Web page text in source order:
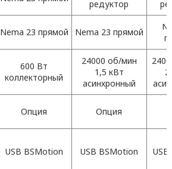
редуктор
Nema 23 прямой Nema 23 прямой
600 Вт
коллекторный
24000 об/мин
1,5 кВт
асинхронный
Опция Опция
USB BSMotion USB BSMotion